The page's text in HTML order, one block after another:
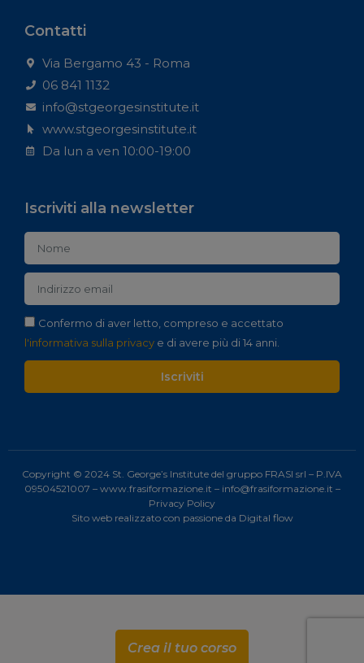
Crea il tuo corso
Contatti
Via Bergamo 43 - Roma
06 841 1132
info@stgeorgesinstitute.it
www.stgeorgesinstitute.it
Da lun a ven 10:00-19:00
Iscriviti alla newsletter
Confermo di aver letto, compreso e accettato
l'informativa sulla privacy e di avere più di 14 anni.
Iscriviti
Copyright © 2024 St. George’s Institute del gruppo FRASI srl – P.IVA
09504521007 – www.frasiformazione.it – info@frasiformazione.it –
Privacy Policy
Sito web realizzato con passione da Digital flow